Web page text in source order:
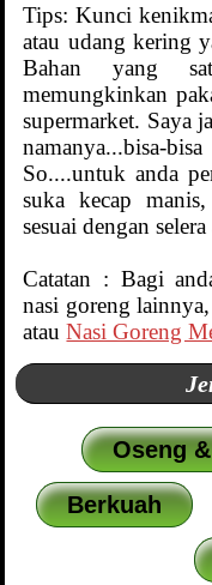
Tips: Kunci
atau udang kering
Bahan yang
memungkinkan
supermarket. Saya
namanya...bisa-
So....untuk anda
suka kecap
sesuai dengan selera
Catatan : Bagi
nasi goreng
atauNasi Goreng
Oseng
Berkuah